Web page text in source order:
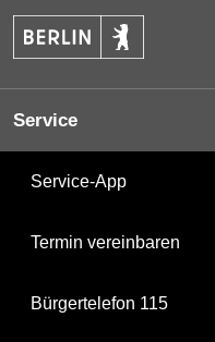
Service
Service-App
Termin vereinbaren
Bürgertelefon 115